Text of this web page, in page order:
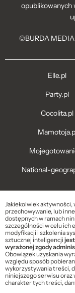
opublikowanych
©BURDA MEDIA
Elle.pl
Party.pl
Cocolita.pl
National-
Jakiekolwiek
przechowywanie, lub
dostępnych w ramach
szczególności w celu ich
modyfikacji i szkolenia
sztucznej inteligencji
wyrażonej zgody
Obowiązek uzyskania
względu sposób
wykorzystywania treści,
niniejszego serwisu oraz
charakter tych treści,